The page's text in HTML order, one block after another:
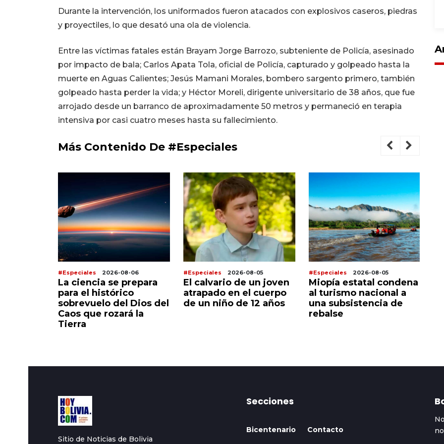
Durante la intervención, los uniformados fueron atacados con explosivos caseros, piedras
y proyectiles, lo que desató una ola de violencia.
Entre las víctimas fatales están Brayam Jorge Barrozo, subteniente de Policía, asesinado
por impacto de bala; Carlos Apata Tola, oficial de Policía, capturado y golpeado hasta la
muerte en Aguas Calientes; Jesús Mamani Morales, bombero sargento primero, también
golpeado hasta perder la vida; y Héctor Moreli, dirigente universitario de 38 años, que fue
arrojado desde un barranco de aproximadamente 50 metros y permaneció en terapia
intensiva por casi cuatro meses hasta su fallecimiento.
Más Contenido De #Especiales
#Especiales 2026-08-06
La ciencia se prepara
para el histórico
sobrevuelo del Dios del
Caos que rozará la
Tierra
#Especiales 2026-08-05
El calvario de un joven
atrapado en el cuerpo
de un niño de 12 años
#Especiales 2026-08-05
Miopía estatal condena
al turismo nacional a
una subsistencia de
rebalse
Sitio de Noticias de Bolivia
Secciones
Bicentenario Contacto